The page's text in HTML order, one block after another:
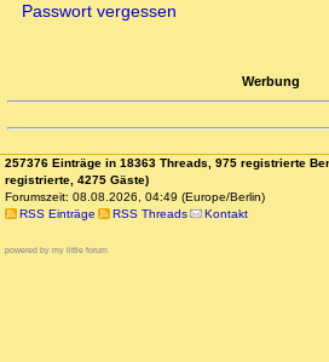
Passwort vergessen
Werbung
257376 Einträge in 18363 Threads, 975 registrierte
registrierte, 4275 Gäste)
Forumszeit: 08.08.2026, 04:49 (Europe/Berlin)
RSS Einträge
RSS Threads Kontakt
powered by my little forum